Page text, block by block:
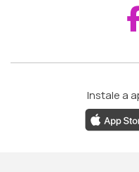
Instale a